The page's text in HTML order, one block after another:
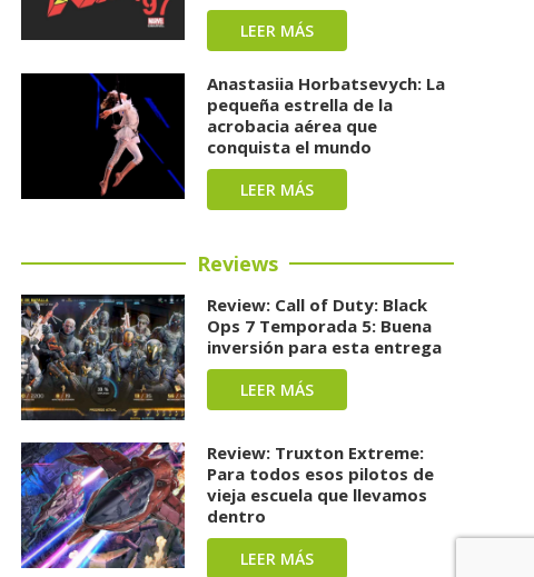
LEER MÁS
Anastasiia Horbatsevych: La
pequeña estrella de la
acrobacia aérea que
conquista el mundo
LEER MÁS
Reviews
Review: Call of Duty: Black
Ops 7 Temporada 5: Buena
inversión para esta entrega
LEER MÁS
Review: Truxton Extreme:
Para todos esos pilotos de
vieja escuela que llevamos
dentro
LEER MÁS